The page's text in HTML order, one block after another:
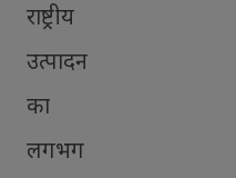
राष्ट्रीय
उत्पादन
का
लगभग